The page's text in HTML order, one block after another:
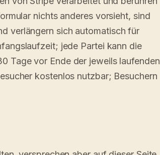
nichts anderes vorsieht, sind
verlängern sich automatisch für
jede Partei kann die
Tage vor Ende der jeweils laufenden
kostenlos nutzbar; Besuchern